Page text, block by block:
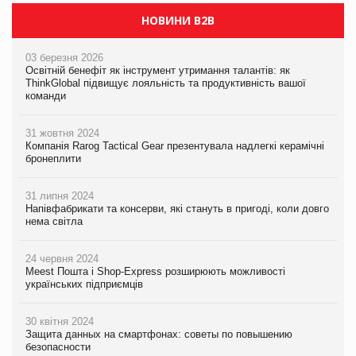
НОВИНИ B2B
03 березня 2026
Освітній бенефіт як інструмент утримання талантів: як
ThinkGlobal підвищує лояльність та продуктивність вашої
команди
31 жовтня 2024
Компанія Rarog Tactical Gear презентувала надлегкі керамічні
бронеплити
31 липня 2024
Напівфабрикати та консерви, які стануть в пригоді, коли довго
нема світла
24 червня 2024
Meest Пошта і Shop-Express розширюють можливості
українських підприємців
30 квітня 2024
Защита данных на смартфонах: советы по повышению
безопасности